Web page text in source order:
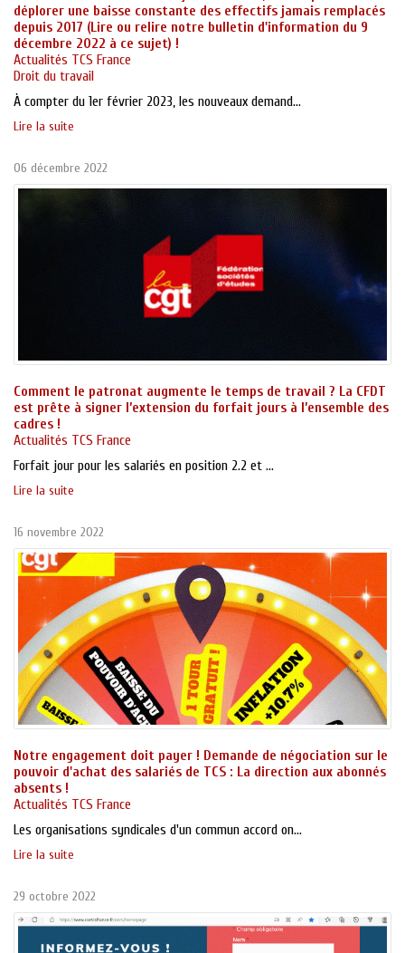
déplorer une baisse constante des effectifs jamais remplacés
depuis 2017 (Lire ou relire notre bulletin d'information du 9
décembre 2022 à ce sujet) !
Actualités TCS France
Droit du travail
À compter du 1er février 2023, les nouveaux demand...
Lire la suite
06 décembre 2022
Comment le patronat augmente le temps de travail ? La CFDT
est prête à signer l’extension du forfait jours à l’ensemble des
cadres !
Actualités TCS France
Forfait jour pour les salariés en position 2.2 et ...
Lire la suite
16 novembre 2022
Notre engagement doit payer ! Demande de négociation sur le
pouvoir d'achat des salariés de TCS : La direction aux abonnés
absents !
Actualités TCS France
Les organisations syndicales d'un commun accord on...
Lire la suite
29 octobre 2022